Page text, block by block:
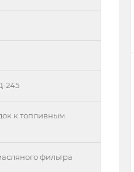
245
к топливным
фильтра